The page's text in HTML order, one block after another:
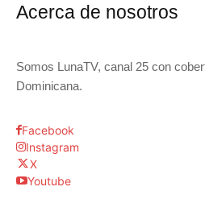
Acerca de nosotros
Somos LunaTV, canal 25 con
Dominicana.
Facebook
Instagram
X
Youtube